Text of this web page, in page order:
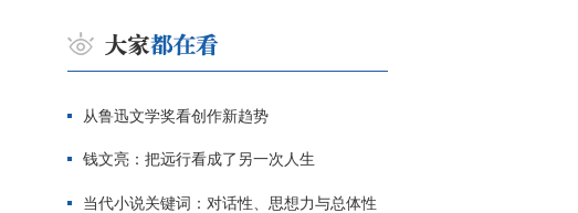
从鲁迅文学奖看创作新趋势
钱文亮：把远行看成了另一次人生
当代小说关键词：对话性、思想力与总体性